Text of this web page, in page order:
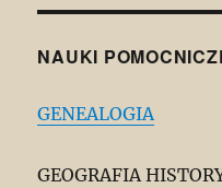
NAUKI
GENEALOGIA
GEOGRAFIA